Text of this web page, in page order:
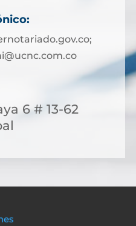
6 # 13-62